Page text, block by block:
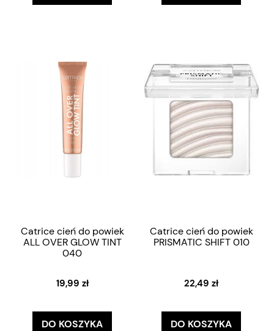
Catrice cień do powiek
ALL OVER GLOW TINT
040
19,99 zł
DO KOSZYKA
Catrice cień do powiek
PRISMATIC SHIFT 010
22,49 zł
DO KOSZYKA